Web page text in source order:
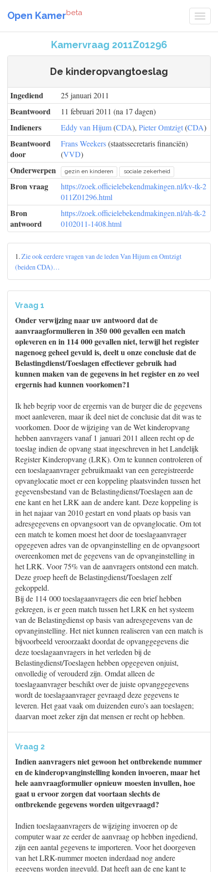
Open Kamerbeta
Kamervraag 2011Z01296
De kinderopvangtoeslag
Ingediend 25 januari 2011
Beantwoord 11 februari 2011 (na 17 dagen)
Indieners Eddy van Hijum(CDA), Pieter Omtzigt(CDA)
Beantwoord
door
Frans Weekers(staatssecretaris financiën)
(VVD)
Onderwerpen gezin en kinderen sociale zekerheid
Bron vraag
https://zoek.officielebekendmakingen.nl/kv-tk-2
011Z01296.html
Bron
antwoord
https://zoek.officielebekendmakingen.nl/ah-tk-2
0102011-1408.html
1.Zie ook eerdere vragen van de leden Van Hijum en Omtzigt
(beiden CDA)…
Vraag 1
Onder verwijzing naar uw antwoord dat de
aanvraagformulieren in 350 000 gevallen een match
opleveren en in 114 000 gevallen niet, terwijl het register
nagenoeg geheel gevuld is, deelt u onze conclusie dat de
Belastingdienst/Toeslagen effectiever gebruik had
kunnen maken van de gegevens in het register en zo veel
ergernis had kunnen voorkomen?1
Ik heb begrip voor de ergernis van de burger die de gegevens
moet aanleveren, maar ik deel niet de conclusie dat dit was te
voorkomen. Door de wijziging van de Wet kinderopvang
hebben aanvragers vanaf 1 januari 2011 alleen recht op de
toeslag indien de opvang staat ingeschreven in het Landelijk
Register Kinderopvang (LRK). Om te kunnen controleren of
een toeslagaanvrager gebruikmaakt van een geregistreerde
opvanglocatie moet er een koppeling plaatsvinden tussen het
gegevensbestand van de Belastingdienst/Toeslagen aan de
ene kant en het LRK aan de andere kant. Deze koppeling is
in het najaar van 2010 gestart en vond plaats op basis van
adresgegevens en opvangsoort van de opvanglocatie. Om tot
een match te komen moest het door de toeslagaanvrager
opgegeven adres van de opvanginstelling en de opvangsoort
overeenkomen met de gegevens van de opvanginstelling in
het LRK. Voor 75% van de aanvragers ontstond een match.
Deze groep heeft de Belastingdienst/Toeslagen zelf
gekoppeld.
Bij de 114 000 toeslagaanvragers die een brief hebben
gekregen, is er geen match tussen het LRK en het systeem
van de Belastingdienst op basis van adresgegevens van de
opvanginstelling. Het niet kunnen realiseren van een match is
bijvoorbeeld veroorzaakt doordat de opvanggegevens die
deze toeslagaanvragers in het verleden bij de
Belastingdienst/Toeslagen hebben opgegeven onjuist,
onvolledig of verouderd zijn. Omdat alleen de
toeslagaanvrager beschikt over de juiste opvanggegevens
wordt de toeslagaanvrager gevraagd deze gegevens te
leveren. Het gaat vaak om duizenden euro’s aan toeslagen;
daarvan moet zeker zijn dat mensen er recht op hebben.
Vraag 2
Indien aanvragers niet gewoon het ontbrekende nummer
en de kinderopvanginstelling konden invoeren, maar het
hele aanvraagformulier opnieuw moesten invullen, hoe
gaat u ervoor zorgen dat voortaan slechts de
ontbrekende gegevens worden uitgevraagd?
Indien toeslagaanvragers de wijziging invoeren op de
computer waar ze eerder de aanvraag op hebben ingediend,
zijn een aantal gegevens te importeren. Voor het doorgeven
van het LRK-nummer moeten inderdaad nog andere
gegevens worden ingevuld. Dat heeft aan de ene kant te